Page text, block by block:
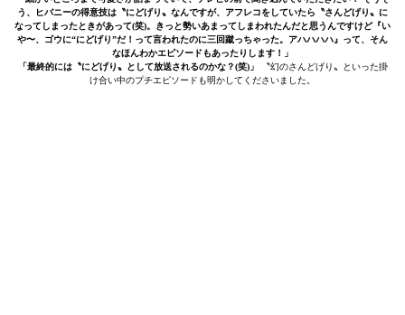
う、ヒバニーの得意技は〝にどげり〟なんですが、アフレコをしていたら〝さんどげり〟に
なってしまったときがあって(笑)。きっと勢いあまってしまわれたんだと思うんですけど『い
や〜、ゴウに“にどげり”だ！って言われたのに三回蹴っちゃった。アハハハハ』って、そん
なほんわかエピソードもあったりします！」
「最終的には〝にどげり〟として放送されるのかな？(笑)」
〝幻のさんどげり〟といった掛
け合い中のプチエピソードも明かしてくださいました。